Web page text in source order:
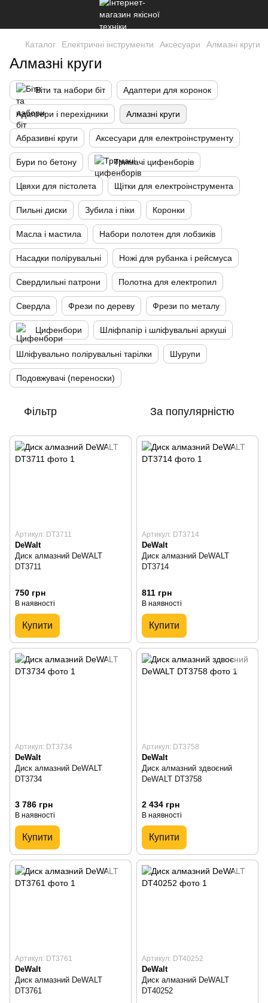
Каталог Електричні інструменти Аксесуари Алмазні круги
Алмазні круги
Біти та набори біт Адаптери для коронок
Адаптери і перехідники Алмазні круги
Абразивні круги Аксесуари для електроінструменту
Бури по бетону Тримачі цифенборів
Цвяхи для пістолета Щітки для електроінструмента
Пильні диски Зубила і піки Коронки
Масла і мастила Набори полотен для лобзиків
Насадки полірувальні Ножі для рубанка і рейсмуса
Свердлильні патрони Полотна для електропил
Свердла Фрези по дереву Фрези по металу
Цифенбори Шліфпапір і шліфувальні аркуші
Шліфувально полірувальні тарілки Шурупи
Подовжувачі (переноски)
Фільтр За популярністю
Артикул: DT3711
DeWalt
Диск алмазний DeWALT
DT3711
750 грн
В наявності
Купити
Артикул: DT3714
DeWalt
Диск алмазний DeWALT
DT3714
811 грн
В наявності
Купити
Артикул: DT3734
DeWalt
Диск алмазний DeWALT
DT3734
3 786 грн
В наявності
Купити
Артикул: DT3758
DeWalt
Диск алмазний здвоєний
DeWALT DT3758
2 434 грн
В наявності
Купити
Артикул: DT3761
DeWalt
Диск алмазний DeWALT
DT3761
Артикул: DT40252
DeWalt
Диск алмазний DeWALT
DT40252